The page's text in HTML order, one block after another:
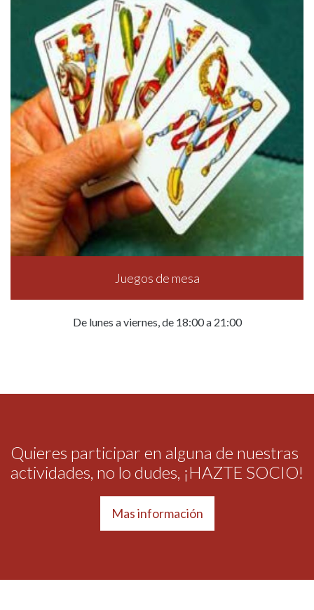
Juegos de mesa
De lunes a viernes, de 18:00 a 21:00
Quieres participar en alguna de nuestras
actividades, no lo dudes, ¡HAZTE SOCIO!
Mas información